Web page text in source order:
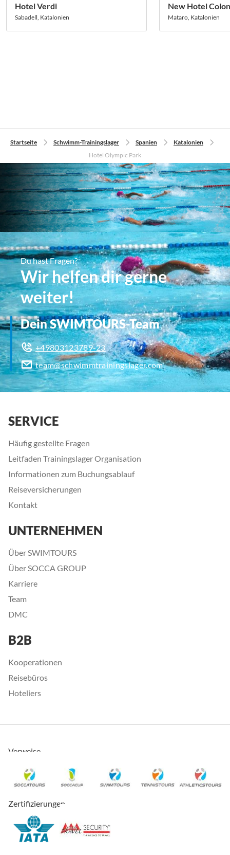
Hotel Verdi
Sabadell, Katalonien
New Hotel Colon
Mataro, Katalonien
Startseite Schwimm-Trainingslager Spanien
Katalonien
Hotel Olympic Park
Du hast Fragen?
Wir helfen dir gerne
weiter!
Dein SWIMTOURS-Team
+49803123789-23
team@schwimmtrainingslager.com
SERVICE
Häufig gestellte Fragen
Leitfaden Trainingslager Organisation
Informationen zum Buchungsablauf
Reiseversicherungen
Kontakt
UNTERNEHMEN
Über SWIMTOURS
Über SOCCA GROUP
Karriere
Team
DMC
B2B
Kooperationen
Reisebüros
Hoteliers
Verweise
Zertifizierungen